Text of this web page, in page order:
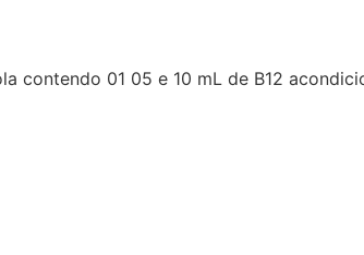
contendo 01 05 e 10 mL de B12